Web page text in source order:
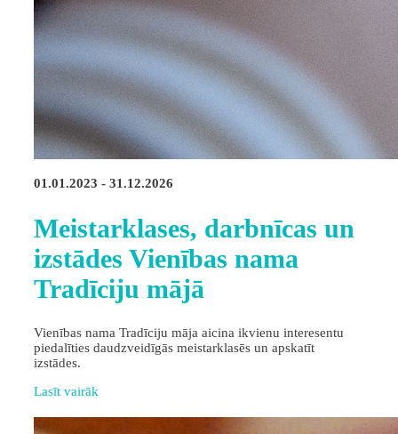
01.01.2023 - 31.12.2026
Meistarklases, darbnīcas un
izstādes Vienības nama
Tradīciju mājā
Vienības nama Tradīciju māja aicina ikvienu interesentu
piedalīties daudzveidīgās meistarklasēs un apskatīt
izstādes.
Lasīt vairāk